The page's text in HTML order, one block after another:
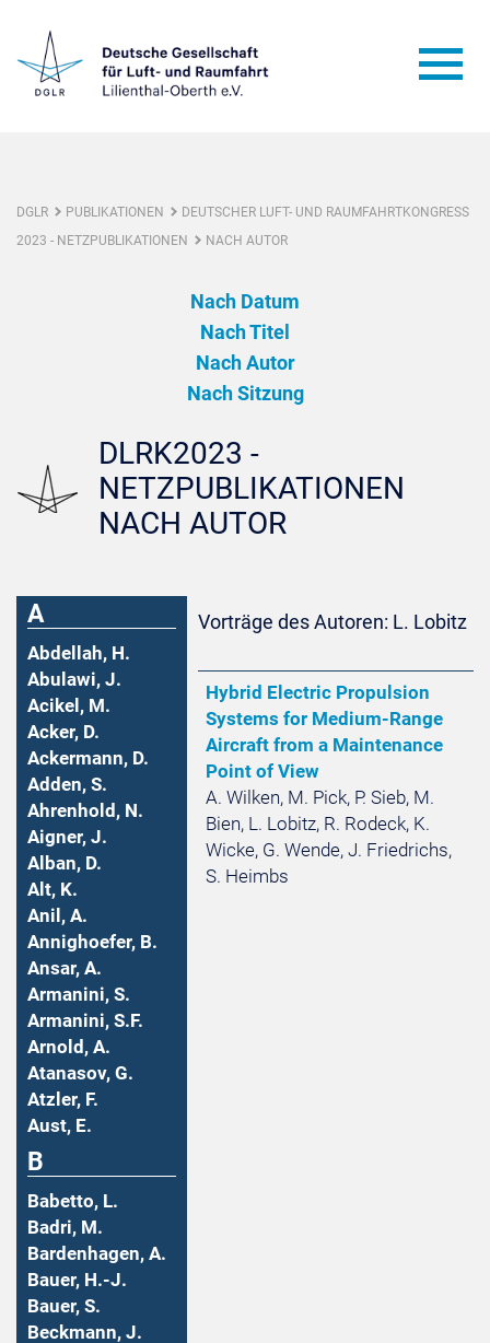
DGLR PUBLIKATIONEN
DEUTSCHER LUFT- UND RAUMFAHRTKONGRESS
2023 - NETZPUBLIKATIONEN
NACH AUTOR
Nach Datum
Nach Titel
Nach Autor
Nach Sitzung
DLRK2023 -
NETZPUBLIKATIONEN
NACH AUTOR
A
Abdellah, H.
Abulawi, J.
Acikel, M.
Acker, D.
Ackermann, D.
Adden, S.
Ahrenhold, N.
Aigner, J.
Alban, D.
Alt, K.
Anil, A.
Annighoefer, B.
Ansar, A.
Armanini, S.
Armanini, S.F.
Arnold, A.
Atanasov, G.
Atzler, F.
Aust, E.
B
Babetto, L.
Badri, M.
Bardenhagen, A.
Bauer, H.-J.
Bauer, S.
Beckmann, J.
Vorträge des Autoren: L. Lobitz
Hybrid Electric Propulsion
Systems for Medium-Range
Aircraft from a Maintenance
Point of View
A. Wilken, M. Pick, P. Sieb, M.
Bien, L. Lobitz, R. Rodeck, K.
Wicke, G. Wende, J. Friedrichs,
S. Heimbs